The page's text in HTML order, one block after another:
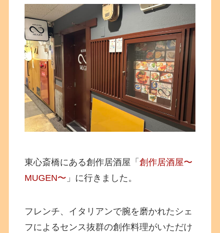
東心斎橋にある創作居酒屋「創作居酒屋〜
MUGEN〜 」に行きました。
フレンチ、イタリアンで腕を磨かれたシェ
フによるセンス抜群の創作料理がいただけ